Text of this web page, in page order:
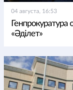
04 августа, 16:53
Генпрокуратура
«Әділет»